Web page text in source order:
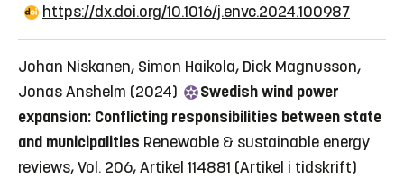
https://dx.doi.org/10.1016/j.envc.2024.100987
Johan Niskanen, Simon Haikola, Dick Magnusson,
Jonas Anshelm (2024)
Swedish wind power
expansion: Conflicting responsibilities between state
and municipalities Renewable & sustainable energy
reviews, Vol. 206, Artikel 114881 (Artikel i tidskrift)